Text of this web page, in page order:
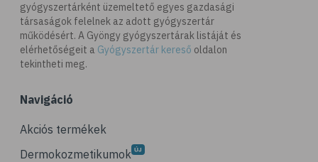
gyógyszertárként üzemeltető egyes gazdasági
társaságok felelnek az adott gyógyszertár
működésért. A Gyöngy gyógyszertárak listáját és
elérhetőségeit a Gyógyszertár kereső oldalon
tekintheti meg.
Navigáció
Akciós termékek
Dermokozmetikumok